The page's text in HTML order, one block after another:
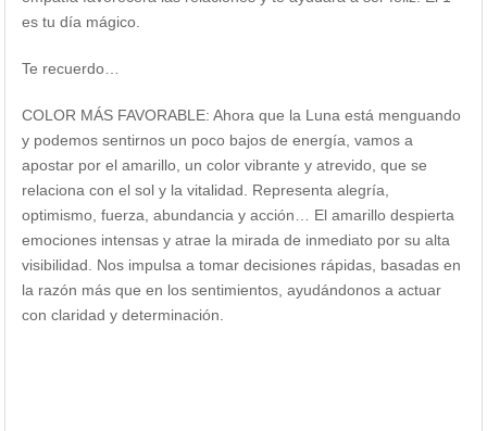
es tu día mágico.
Te recuerdo…
COLOR MÁS FAVORABLE: Ahora que la Luna está menguando
y podemos sentirnos un poco bajos de energía, vamos a
apostar por el amarillo, un color vibrante y atrevido, que se
relaciona con el sol y la vitalidad. Representa alegría,
optimismo, fuerza, abundancia y acción… El amarillo despierta
emociones intensas y atrae la mirada de inmediato por su alta
visibilidad. Nos impulsa a tomar decisiones rápidas, basadas en
la razón más que en los sentimientos, ayudándonos a actuar
con claridad y determinación.